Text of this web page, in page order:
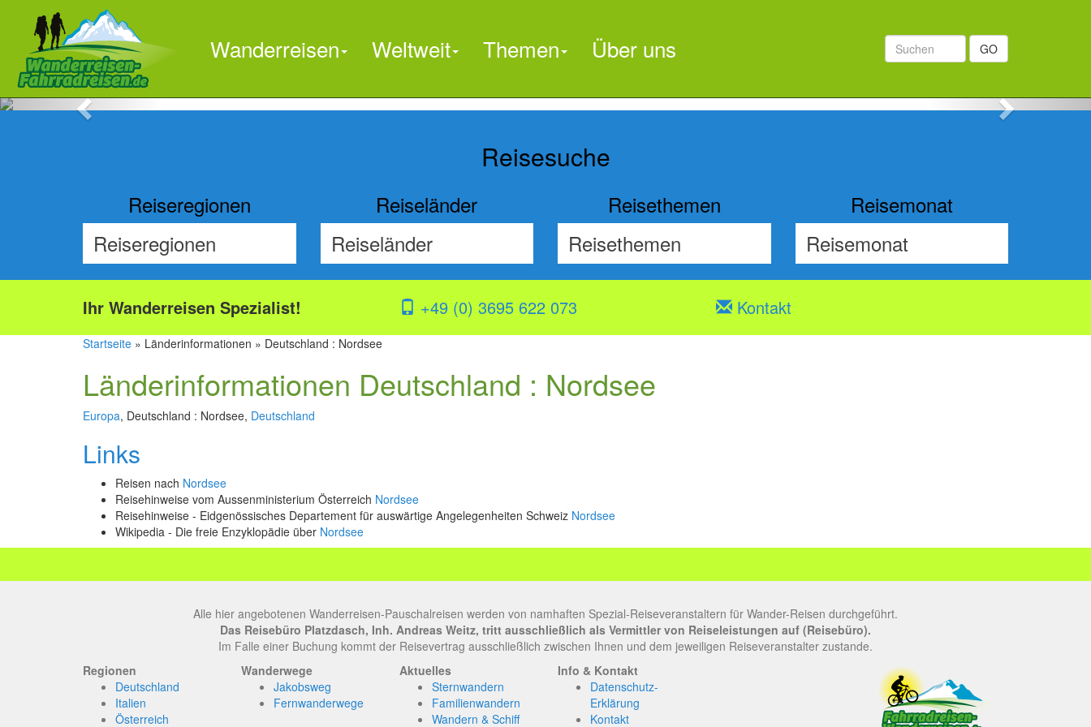

Previous Next
GO
Wanderreisen Weltweit Themen Über uns
Reisesuche
Reiseregionen Reiseländer Reisethemen Reisemonat
Ihr Wanderreisen Spezialist! +49 (0) 3695 622 073 Kontakt
Startseite » Länderinformationen » Deutschland : Nordsee
Länderinformationen Deutschland : Nordsee
Europa, Deutschland : Nordsee, Deutschland
Links
Reisen nach Nordsee
Reisehinweise vom Aussenministerium Österreich Nordsee
Reisehinweise - Eidgenössisches Departement für auswärtige Angelegenheiten Schweiz Nordsee
Wikipedia - Die freie Enzyklopädie über Nordsee
Alle hier angebotenen Wanderreisen-Pauschalreisen werden von namhaften Spezial-Reiseveranstaltern für Wander-Reisen durchgeführt.
Das Reisebüro Platzdasch, Inh. Andreas Weitz, tritt ausschließlich als Vermittler von Reiseleistungen auf (Reisebüro).
Im Falle einer Buchung kommt der Reisevertrag ausschließlich zwischen Ihnen und dem jeweiligen Reiseveranstalter zustande.
Regionen
Deutschland
Italien
Österreich
Wanderwege
Jakobsweg
Fernwanderwege
Aktuelles
Sternwandern
Familienwandern
Wandern & Schiff
Info & Kontakt
Datenschutz-
Erklärung
Kontakt